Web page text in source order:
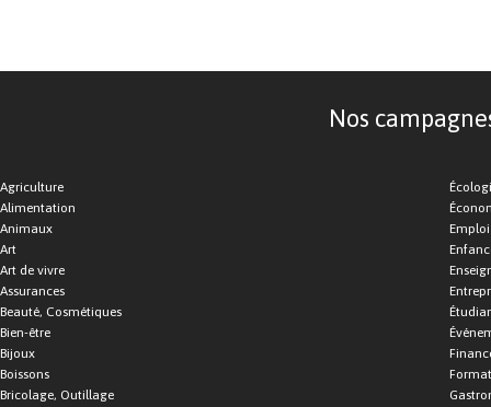
Nos
Agriculture
Alimentation
Animaux
Art
Art de vivre
Assurances
Beauté, Cosmétiques
Bien-être
Bijoux
Boissons
Bricolage, Outillage
Emploi